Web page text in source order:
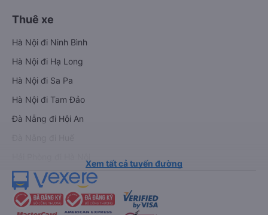
Thuê xe
Hà Nội đi Ninh Bình
Hà Nội đi Hạ Long
Hà Nội đi Sa Pa
Hà Nội đi Tam Đảo
Đà Nẵng đi Hội An
Xem tất cả tuyến đường